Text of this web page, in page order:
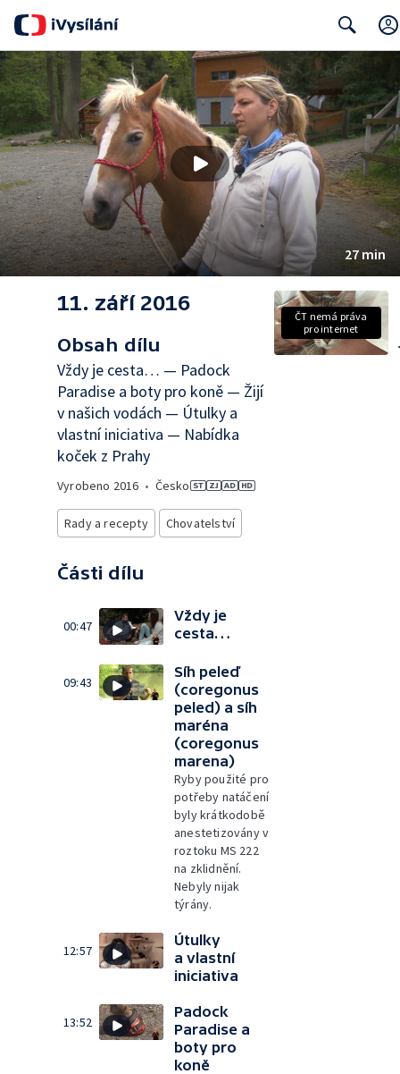
Search
27 min
11. září 2016
Obsah dílu
Vždy je cesta… — Padock
Paradise a boty pro koně — Žijí
v našich vodách — Útulky a
vlastní iniciativa — Nabídka
koček z Prahy
Vyrobeno 2016 • Česko
Rady a recepty Chovatelství
Části dílu
00:47
Vždy je
cesta…
09:43
Síh peleď
(coregonus
peled) a síh
maréna
(coregonus
marena)
Ryby použité pro
potřeby natáčení
byly krátkodobě
anestetizovány v
roztoku MS 222
na zklidnění.
Nebyly nijak
týrány.
12:57
Útulky
a vlastní
iniciativa
13:52
Padock
Paradise a
boty pro
koně
ČT nemá práva
pro internet